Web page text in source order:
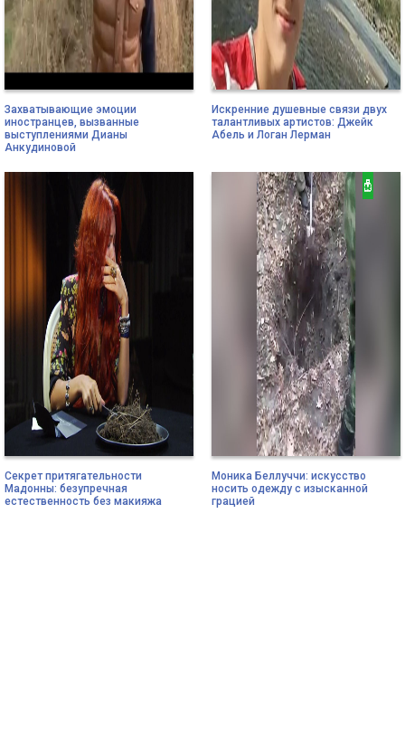
Захватывающие эмоции
иностранцев, вызванные
выступлениями Дианы
Анкудиновой
Искренние душевные связи двух
талантливых артистов: Джейк
Абель и Логан Лерман
Секрет притягательности
Мадонны: безупречная
естественность без макияжа
Моника Беллуччи: искусство
носить одежду с изысканной
грацией